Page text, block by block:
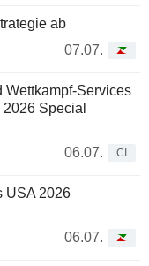
ab
07.07.
Wettkampf-Services
Special
06.07.
CI
USA 2026
06.07.